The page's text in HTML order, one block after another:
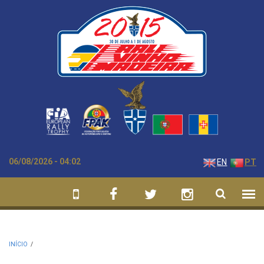
Passar para o conteúdo principal
06/08/2026 - 04:02 EN PT
INÍCIO /